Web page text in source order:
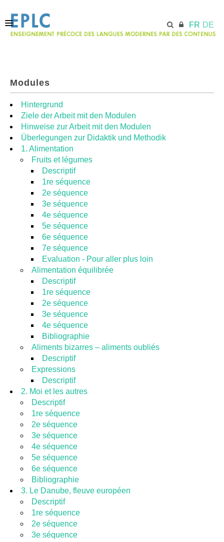
FR DE
MODULES
RESSOURCES
Modules
Hintergrund
Ziele der Arbeit mit den Modulen
Hinweise zur Arbeit mit den Modulen
Überlegungen zur Didaktik und Methodik
1. Alimentation
Fruits et légumes
Descriptif
1re séquence
2e séquence
3e séquence
4e séquence
5e séquence
6e séquence
7e séquence
Evaluation - Pour aller plus loin
Alimentation équilibrée
Descriptif
1re séquence
2e séquence
3e séquence
4e séquence
Bibliographie
Aliments bizarres – aliments oubliés
Descriptif
Expressions
Descriptif
2. Moi et les autres
Descriptif
1re séquence
2e séquence
3e séquence
4e séquence
5e séquence
6e séquence
Bibliographie
3. Le Danube, fleuve européen
Descriptif
1re séquence
2e séquence
3e séquence